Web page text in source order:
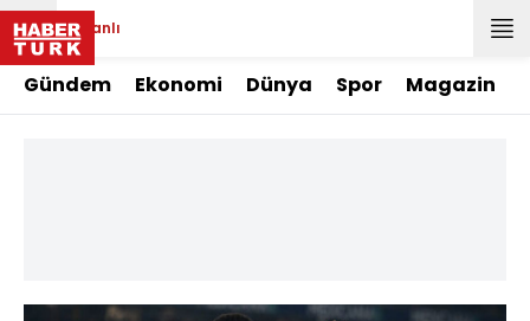
Canlı
Gündem Ekonomi Dünya Spor Magazin